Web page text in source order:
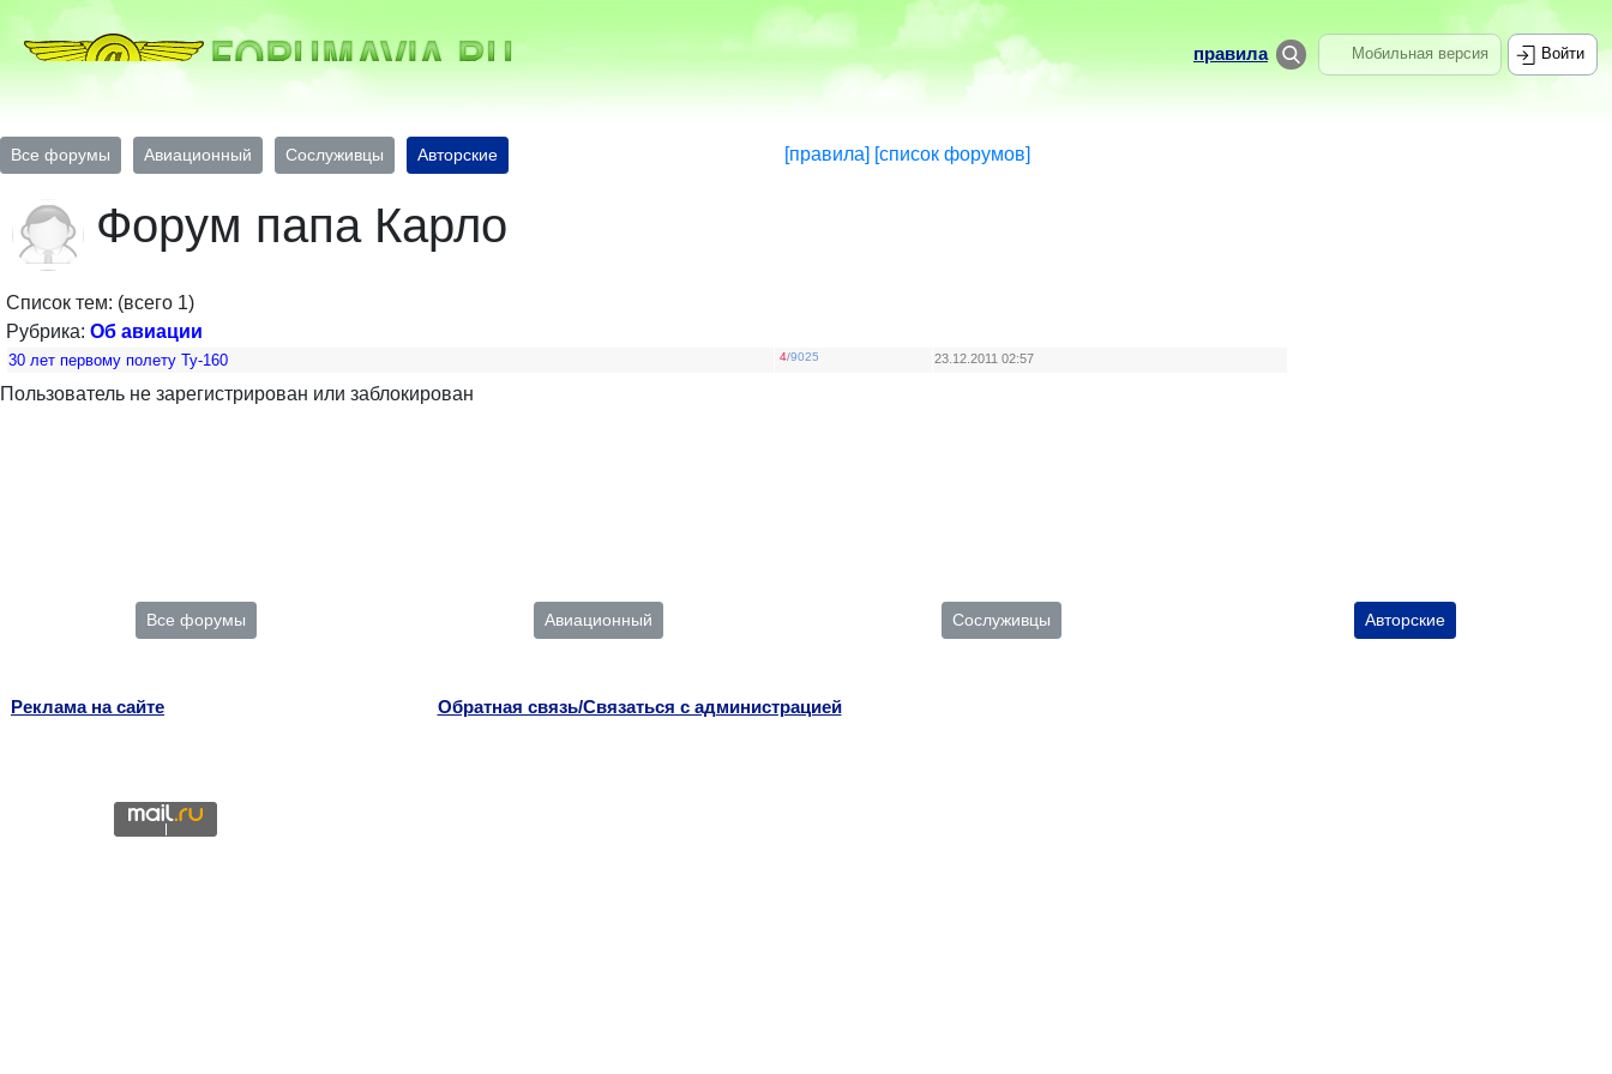
Мобильная версия
правила Войти
Все форумы Авиационный Сослуживцы Авторские [правила] [список форумов]
Форум папа Карло
Список тем: (всего 1)
Рубрика: Об авиации
30 лет первому полету Ту-160 4/9025 23.12.2011 02:57
Пользователь не зарегистрирован или заблокирован
Все форумы Авиационный Сослуживцы Авторские
Реклама на сайте Обратная связь/Связаться с администрацией